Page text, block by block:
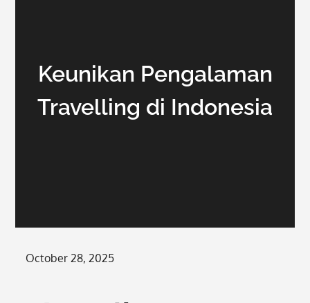
Keunikan Pengalaman
Travelling di Indonesia
Posted
October 28, 2025